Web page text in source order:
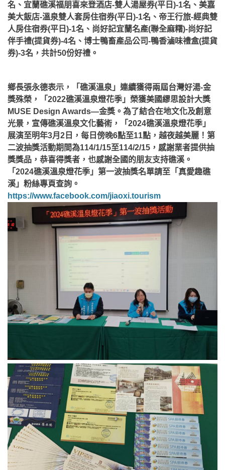
名、宜蘭礁溪福朋喜來登酒店-雙人湯屋券(平日)-1名、美嘉
美大飯店-溫泉雙人套房住宿券(平日)-1名、帝王行旅-經典雙
人房住宿券(平日)-1名、尚好記宜蘭名產(聯全麻糬)-尚好記
伴手禮(提貨券)-4名、博士鴨畜產品公司-鴨香滷味禮盒(提貨
券)-3名，共計50份好禮。
鄉長張永德表示，「礁溪溫泉」連續獲得兩屆台灣好湯-金
獎殊榮，「2022礁溪溫泉燈花季」榮獲美國繆思設計大獎
MUSE Design Awards—金獎。為了結合在地文化及創意
光景，宣傳礁溪溫泉文化藝術，「2024礁溪溫泉燈花季」
展演至明年3月2日，每日傍晚6點至11點，越夜越美麗！第
二波抽獎活動期間為114/1/15至114/2/15，感謝業者提供抽
獎獎品，恭喜得獎者，也感謝全國的朋友支持礁溪。
「2024礁溪溫泉燈花季」第一波抽獎名單請至「真愛趣礁
溪」粉絲專頁查詢。
https://www.facebook.com/jiaoxi.tourism